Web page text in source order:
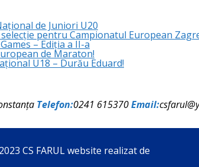
de Juniori U20
pentru Campionatul European
– Ediția a II-a
de Maraton!
U18 – Durău Eduard!
Telefon:0241 615370Email:
CS FARUL website realizat de